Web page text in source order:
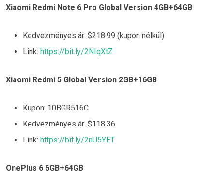
Xiaomi Redmi Note 6 Pro Global Version 4GB+64GB
Kedvezményes ár: $218.99 (kupon nélkül)
Link: https://bit.ly/2NIqXtZ
Xiaomi Redmi 5 Global Version 2GB+16GB
Kupon: 10BGR516C
Kedvezményes ár: $118.36
Link: https://bit.ly/2nU5YET
OnePlus 6 6GB+64GB